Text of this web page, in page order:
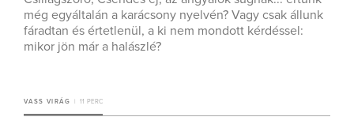
még egyáltalán a karácsony nyelvén? Vagy csak állunk
fáradtan és értetlenül, a ki nem mondott kérdéssel:
mikor jön már a halászlé?
VASS VIRÁG 11 PERC